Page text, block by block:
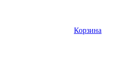
Корзина